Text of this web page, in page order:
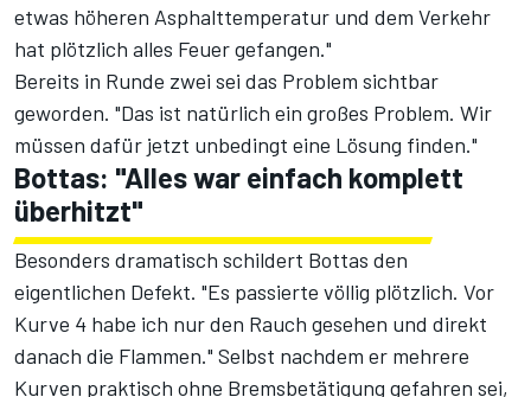
etwas höheren Asphalttemperatur und dem Verkehr
hat plötzlich alles Feuer gefangen."
Bereits in Runde zwei sei das Problem sichtbar
geworden. "Das ist natürlich ein großes Problem. Wir
müssen dafür jetzt unbedingt eine Lösung finden."
Bottas: "Alles war einfach komplett
überhitzt"
Besonders dramatisch schildert Bottas den
eigentlichen Defekt. "Es passierte völlig plötzlich. Vor
Kurve 4 habe ich nur den Rauch gesehen und direkt
danach die Flammen." Selbst nachdem er mehrere
Kurven praktisch ohne Bremsbetätigung gefahren sei,